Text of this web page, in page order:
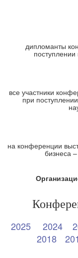
дипломанты
все участники
при
на конференции
бизнеса
2025 2024
2018